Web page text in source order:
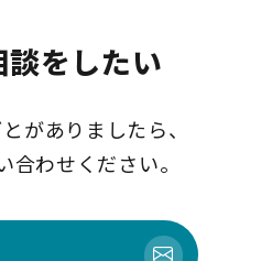
談をしたい
がありましたら、
合わせください。